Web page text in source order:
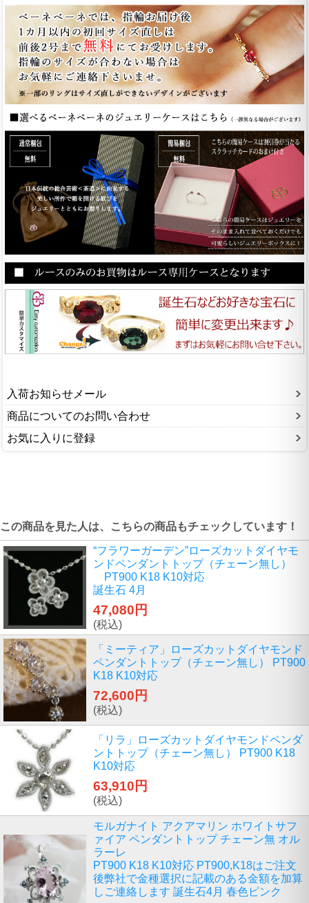
入荷お知らせメール
商品についてのお問い合わせ
お気に入りに登録
この商品を見た人は、こちらの商品もチェックしています！
“フラワーガーデン”ローズカットダイヤモ
ンドペンダントトップ（チェーン無し）
PT900 K18 K10対応
誕生石 4月
47,080円
(税込)
「ミーティア」ローズカットダイヤモンド
ペンダントトップ（チェーン無し） PT900
K18 K10対応
72,600円
(税込)
「リラ」ローズカットダイヤモンドペンダ
ントトップ（チェーン無し） PT900 K18
K10対応
63,910円
(税込)
モルガナイト アクアマリン ホワイトサフ
ァイア ペンダントトップ チェーン無 オル
ラーレ
PT900 K18 K10対応 PT900,K18はご注文
後弊社で金種選択に記載のある金額を加算
しご連絡します 誕生石4月 春色ピンク